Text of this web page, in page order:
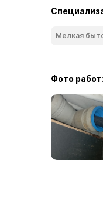
Мелкая
Фото работ: